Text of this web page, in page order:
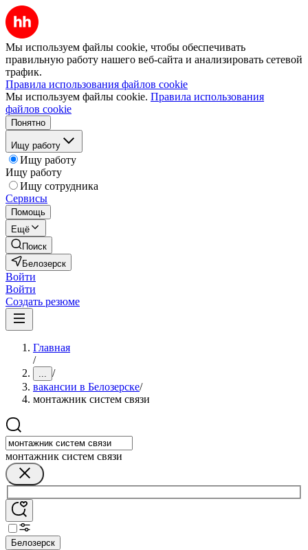
Мы используем файлы cookie, чтобы обеспечивать
правильную работу нашего веб-сайта и анализировать сетевой
трафик.
Правила использования файлов cookie
Мы используем файлы cookie. Правила использования
файлов cookie
Понятно
Ищу работу
Ищу работу
Ищу работу
Ищу сотрудника
Сервисы
Помощь
Ещё
Поиск
Белозерск
Войти
Войти
Создать резюме
Главная
/
... /
вакансии в Белозерске/
монтажник систем связи
монтажник систем связи
Белозерск